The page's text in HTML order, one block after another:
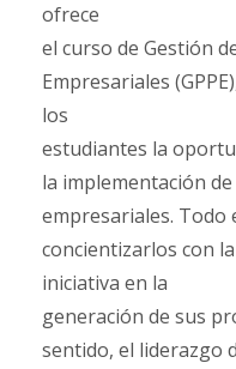
ofrece
el curso de Gestión
Empresariales
los
estudiantes la
la implementación
empresariales. Todo
concientizarlos con
iniciativa en la
generación de sus
sentido, el liderazgo